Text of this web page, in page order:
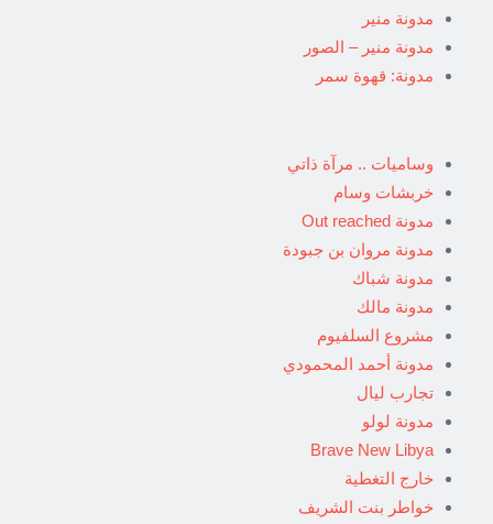
مدونة منير
مدونة منير – الصور
مدونة: قهوة سمر
وساميات .. مرآة ذاتي
خربشات وسام
مدونة Out reached
مدونة مروان بن جبودة
مدونة شباك
مدونة مالك
مشروع السلفيوم
مدونة أحمد المحمودي
تجارب ليال
مدونة لولو
Brave New Libya
خارج التغطية
خواطر بنت الشريف